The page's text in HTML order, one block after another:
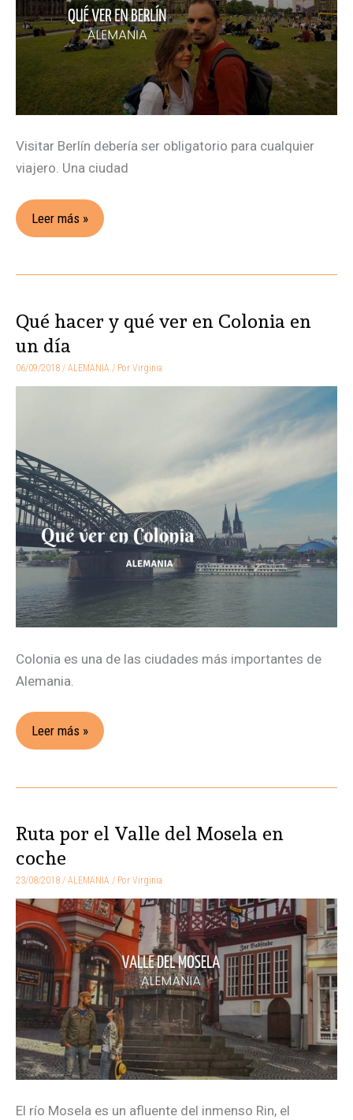
Visitar Berlín debería ser obligatorio para cualquier
viajero. Una ciudad
Leer más »
Qué hacer y qué ver en Colonia en
un día
06/09/2018 / ALEMANIA / Por Virginia
Colonia es una de las ciudades más importantes de
Alemania.
Qué
hacer
y
qué
en
un
día
Leer más »
Ruta por el Valle del Mosela en
coche
23/08/2018 / ALEMANIA / Por Virginia
El río Mosela es un afluente del inmenso Rin, el
Ruta
por
el
Valle
del
Mosela
en
coche